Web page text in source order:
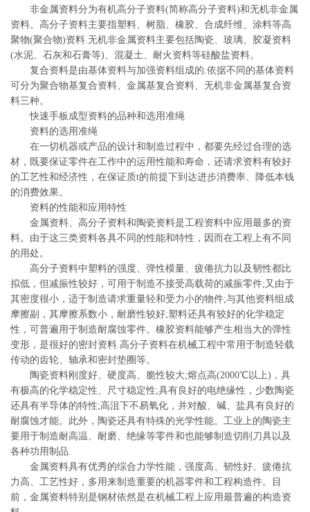
非金属资料分为有机高分子资料(简称高分子资料)和无机非金属
资料。高分子资料主要指塑料、树脂、橡胶、合成纤维、涂料等高
聚物(聚合物)资料.无机非金属资料主要包括陶瓷、玻璃、胶凝资料
(水泥、石灰和石膏等)、混凝土、耐火资料等硅酸盐资料。
复合资料是由基体资料与加强资料组成的.依据不同的基体资料
可分为聚合物基复合资料、金属基复合资料、无机非金属基复合资
料三种。
快速手板成型资料的品种和选用准绳
资料的选用准绳
在一切机器或产品的设计和制造过程中，都要先经过合理的选
材，既要保证零件在工作中的运用性能和寿命，还请求资料有较好
的工艺性和经济性，在保证质t的前提下到达进步消费率、降低本钱
的消费效果。
资料的性能和应用特性
金属资料、高分子资料和陶瓷资料是工程资料中应用最多的资
料。由于这三类资料各具不同的性能和特性，因而在工程上有不同
的用处。
高分子资料中塑料的强度、弹性模量、疲倦抗力以及韧性都比
拟低，但减振性较好，可用于制造不接受高载荷的减振零件;又由于
其密度很小，适于制造请求重量轻和受力小的物件;与其他资料组成
摩擦副，其摩擦系数小，耐磨性较好;塑料还具有较好的化学稳定
性，可普遍用于制造耐腐蚀零件。橡胶资料能够产生相当大的弹性
变形，是很好的密封资料.高分子资料在机械工程中常用于制造轻载
传动的齿轮、轴承和密封垫圈等。
陶瓷资料刚度好、硬度高、脆性较大;熔点高(2000℃以上)，具
有极高的化学稳定性、尺寸稳定性;具有良好的电绝缘性，少数陶瓷
还具有半导体的特性;高沮下不易氧化，并对酸、碱、盐具有良好的
耐腐蚀才能。此外，陶瓷还具有特殊的光学性能。工业上的陶瓷主
要用于制造耐高温、耐磨、绝缘等零件和也能够制造切削刀具以及
各种功用制品.
金属资料具有优秀的综合力学性能，强度高、韧性好、疲倦抗
力高、工艺性好，多用来制造重要的机器零件和工程构造件。目
前，金属资料特别是钢材依然是在机械工程上应用最普遍的构造资